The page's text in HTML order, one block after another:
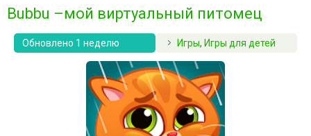
Bubbu –мой виртуальный питомец
Обновлено 1 неделю
Игры, Игры для детей